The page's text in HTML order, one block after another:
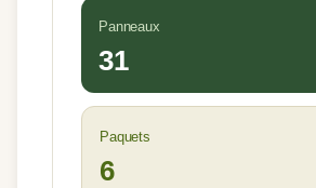
Panneaux
31
Paquets
6